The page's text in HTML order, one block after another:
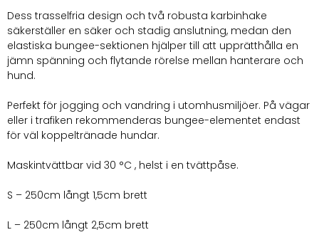
Dess trasselfria design och två robusta karbinhake
säkerställer en säker och stadig anslutning, medan den
elastiska bungee-sektionen hjälper till att upprätthålla en
jämn spänning och flytande rörelse mellan hanterare och
hund.
Perfekt för jogging och vandring i utomhusmiljöer. På vägar
eller i trafiken rekommenderas bungee-elementet endast
för väl koppeltränade hundar.
Maskintvättbar vid 30 °C , helst i en tvättpåse.
S – 250cm långt 1,5cm brett
L – 250cm långt 2,5cm brett